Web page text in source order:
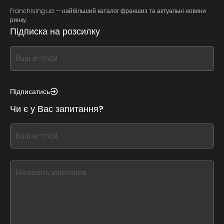
Franchising.ua — найбільший каталог франшиз та актуальні новини
ринку.
Підписка на розсилку
If
you
this,
this
form
field
blank
Підписатись
Чи є у Вас запитання?
If
you
this,